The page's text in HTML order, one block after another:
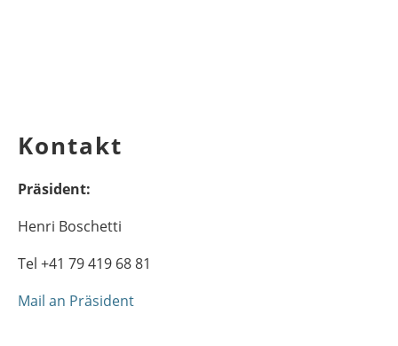
Kontakt
Präsident:
Henri Boschetti
Tel +41 79 419 68 81
Mail an Präsident